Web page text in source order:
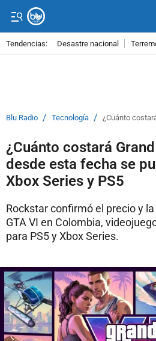
Tendencias: Desastre nacional
Blu Radio / Tecnología / ¿Cuánto
¿Cuánto costará
desde esta fecha se
Xbox Series y PS5
Rockstar confirmó el precio y
GTA VI en Colombia,
para PS5 y Xbox Series.